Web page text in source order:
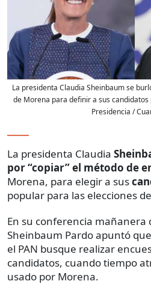
La presidenta Claudia Sheinbaum se
de Morena para definir a sus
Presidencia /
La presidenta Claudia
por “copiar” el método de
Morena, para elegir a sus
popular para las elecciones
En su conferencia mañanera
Sheinbaum Pardo apuntó
el PAN busque realizar
candidatos, cuando tiempo
usado por Morena.